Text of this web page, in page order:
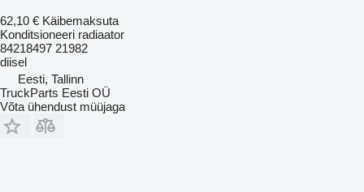
62,10 € Käibemaksuta
Konditsioneeri radiaator
84218497 21982
diisel
Eesti, Tallinn
TruckParts Eesti OÜ
Võta ühendust müüjaga